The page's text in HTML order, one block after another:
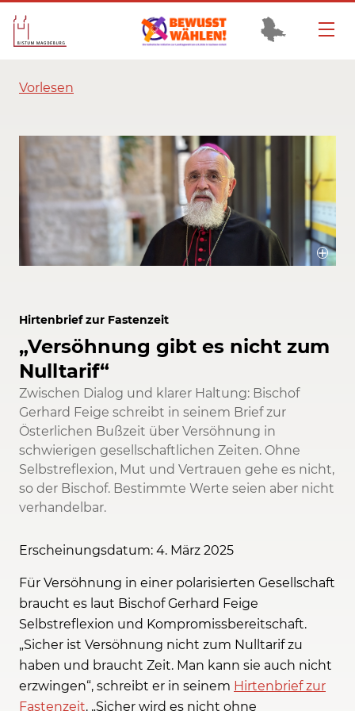
Vorlesen
Hirtenbrief zur Fastenzeit
„Versöhnung gibt es nicht zum
Nulltarif“
Zwischen Dialog und klarer Haltung: Bischof
Gerhard Feige schreibt in seinem Brief zur
Österlichen Bußzeit über Versöhnung in
schwierigen gesellschaftlichen Zeiten. Ohne
Selbstreflexion, Mut und Vertrauen gehe es nicht,
so der Bischof. Bestimmte Werte seien aber nicht
verhandelbar.
Erscheinungsdatum: 4. März 2025
Für Versöhnung in einer polarisierten Gesellschaft
braucht es laut Bischof Gerhard Feige
Selbstreflexion und Kompromissbereitschaft.
„Sicher ist Versöhnung nicht zum Nulltarif zu
haben und braucht Zeit. Man kann sie auch nicht
erzwingen“, schreibt er in seinem Hirtenbrief zur
Fastenzeit. „Sicher wird es nicht ohne